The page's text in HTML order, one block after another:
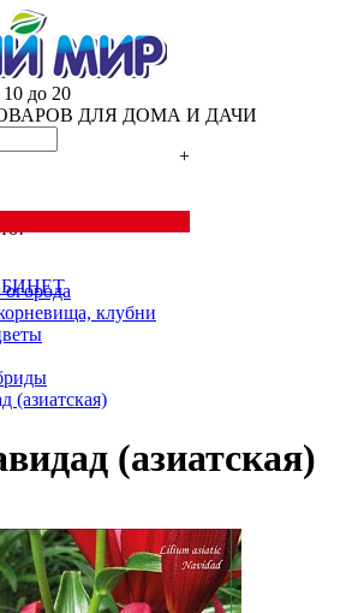
10 до 20
ДЛЯ ДОМА И ДАЧИ
и грызунов
+
клубни
(азиатская)
(азиатская)